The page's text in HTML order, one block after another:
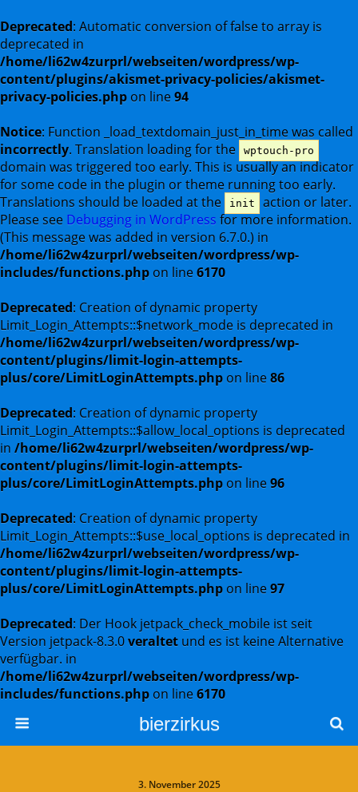
Deprecated: Automatic conversion of false to array is
deprecated in
/home/li62w4zurprl/webseiten/wordpress/wp-
content/plugins/akismet-privacy-policies/akismet-
privacy-policies.php on line94
Notice: Function _load_textdomain_just_in_time was called
incorrectly. Translation loading for the wptouch-pro
domain was triggered too early. This is usually an indicator
for some code in the plugin or theme running too early.
Translations should be loaded at the
init
action or later.
Please see Debugging in WordPress for more information.
(This message was added in version 6.7.0.) in
/home/li62w4zurprl/webseiten/wordpress/wp-
includes/functions.php on line6170
Deprecated: Creation of dynamic property
Limit_Login_Attempts::$network_mode is deprecated in
/home/li62w4zurprl/webseiten/wordpress/wp-
content/plugins/limit-login-attempts-
plus/core/LimitLoginAttempts.php on line86
Deprecated: Creation of dynamic property
Limit_Login_Attempts::$allow_local_options is deprecated
in /home/li62w4zurprl/webseiten/wordpress/wp-
content/plugins/limit-login-attempts-
plus/core/LimitLoginAttempts.php on line96
Deprecated: Creation of dynamic property
Limit_Login_Attempts::$use_local_options is deprecated in
/home/li62w4zurprl/webseiten/wordpress/wp-
content/plugins/limit-login-attempts-
plus/core/LimitLoginAttempts.php on line97
Deprecated: Der Hook jetpack_check_mobile ist seit
Version jetpack-8.3.0veraltet und es ist keine Alternative
verfügbar. in
/home/li62w4zurprl/webseiten/wordpress/wp-
includes/functions.php on line6170
bierzirkus
3. November 2025